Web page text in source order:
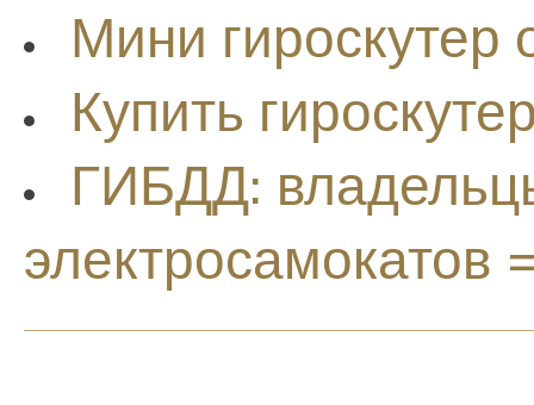
Мини гироскутер
Купить
ГИБДД:
электросамокатов